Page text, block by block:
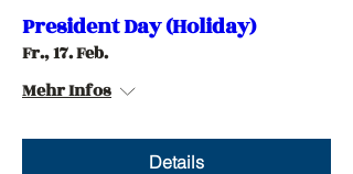
President Day (Holiday)
Fr., 17. Feb.
Mehr Infos
Details